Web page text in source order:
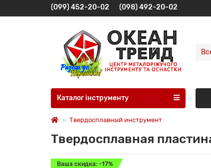
(099) 452-20-02 (098) 492-20-02
Каталог інструменту
Твердосплавный инструмент
Твердосплавная
Ваша скидка: -17%